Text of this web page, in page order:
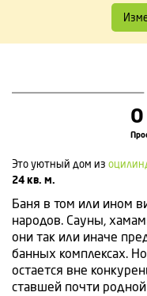
О
Это уютный дом из
24 кв. м.
Баня в том или ином
народов. Сауны,
они так или иначе
банных комплексах.
остается вне
ставшей почти